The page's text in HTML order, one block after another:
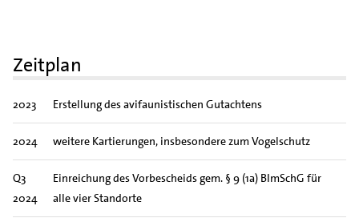
Zeitplan
2023 Erstellung des avifaunistischen Gutachtens
2024 weitere Kartierungen, insbesondere zum Vogelschutz
Q3
2024
Einreichung des Vorbescheids gem. § 9 (1a) BImSchG für
alle vier Standorte